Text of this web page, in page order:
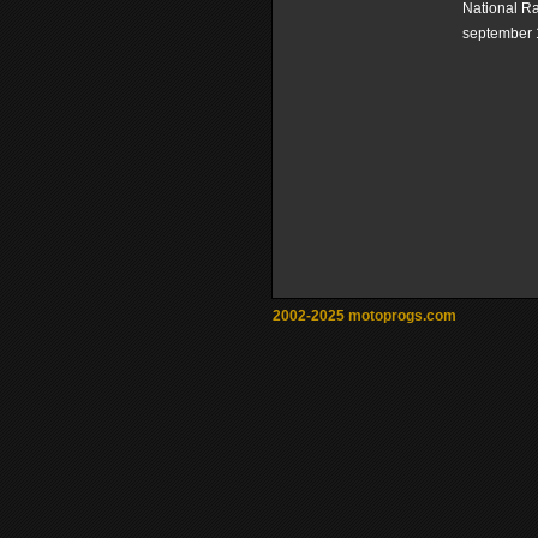
National
september
2002-2025 motoprogs.com